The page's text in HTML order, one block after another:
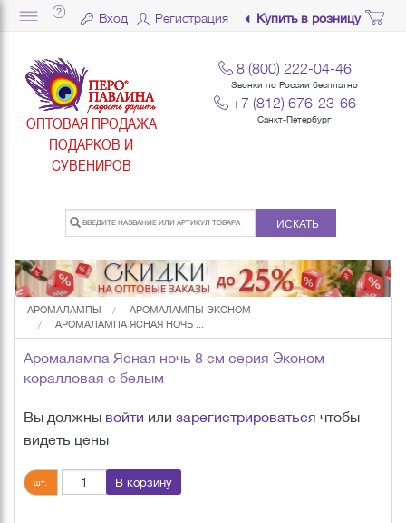
Вход Регистрация Купить в розницу
ОПТОВАЯ ПРОДАЖА
ПОДАРКОВ И
СУВЕНИРОВ
8 (800) 222-04-46
Звонки по России бесплатно
+7 (812) 676-23-66
Санкт-Петербург
ИСКАТЬ
АРОМАЛАМПЫ
АРОМАЛАМПЫ ЭКОНОМ
АРОМАЛАМПА ЯСНАЯ НОЧЬ ...
Аромалампа Ясная ночь 8 см серия Эконом
коралловая с белым
Вы должны войти или зарегистрироваться чтобы
видеть цены
шт. В корзину